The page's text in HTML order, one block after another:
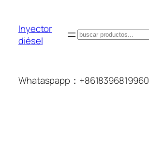
Inyector
diésel
搜
Whataspapp：+8618396819960